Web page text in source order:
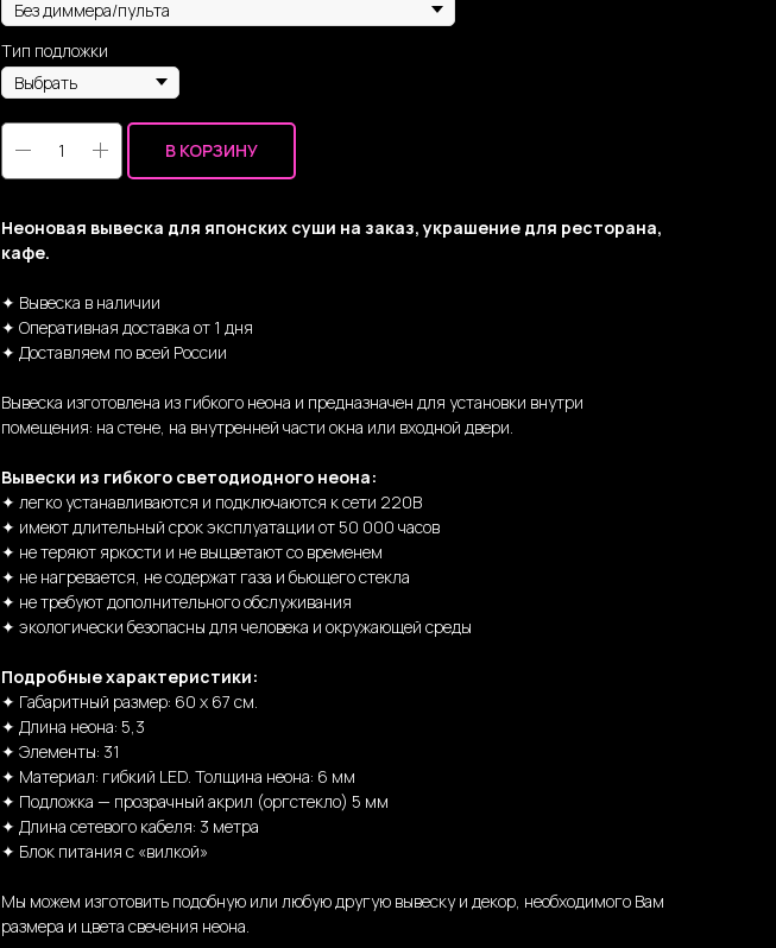
Тип подложки
В КОРЗИНУ
Неоновая вывеска для японских суши на заказ, украшение для ресторана,
кафе.
✦ Вывеска в наличии
✦ Оперативная доставка от 1 дня
✦ Доставляем по всей России
Вывеска изготовлена из гибкого неона и предназначен для установки внутри
помещения: на стене, на внутренней части окна или входной двери.
Вывески из гибкого светодиодного неона:
✦ легко устанавливаются и подключаются к сети 220В
✦ имеют длительный срок эксплуатации от 50 000 часов
✦ не теряют яркости и не выцветают со временем
✦ не нагревается, не содержат газа и бьющего стекла
✦ не требуют дополнительного обслуживания
✦ экологически безопасны для человека и окружающей среды
Подробные характеристики:
✦ Габаритный размер: 60 х 67 см.
✦ Длина неона: 5,3
✦ Элементы: 31
✦ Материал: гибкий LED. Толщина неона: 6 мм
✦ Подложка — прозрачный акрил (оргстекло) 5 мм
✦ Длина сетевого кабеля: 3 метра
✦ Блок питания с «вилкой»
Мы можем изготовить подобную или любую другую вывеску и декор, необходимого Вам
размера и цвета свечения неона.